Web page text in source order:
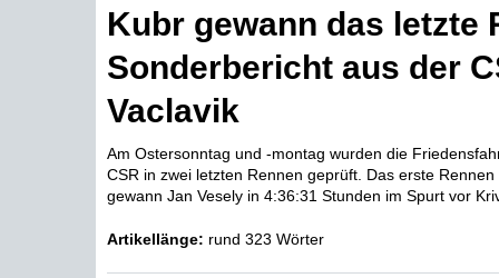
Kubr gewann das letzte
Sonderbericht aus der
Vaclavik
Am Ostersonntag und -montag wurden die
CSR in zwei letzten Rennen geprüft. Das erste
gewann Jan Vesely in 4:36:31 Stunden im Spurt vor
Artikellänge: rund 323 Wörter